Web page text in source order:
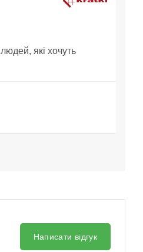
які хочуть
Написати відгук